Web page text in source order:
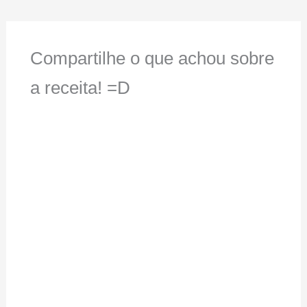
Compartilhe o que achou sobre
a receita! =D